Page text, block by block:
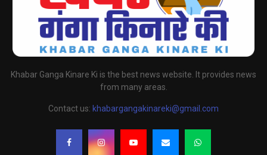
Khabar Ganga Kinare Ki is the best news website. It provides news
from many areas.
Contact us: khabargangakinareki@gmail.com